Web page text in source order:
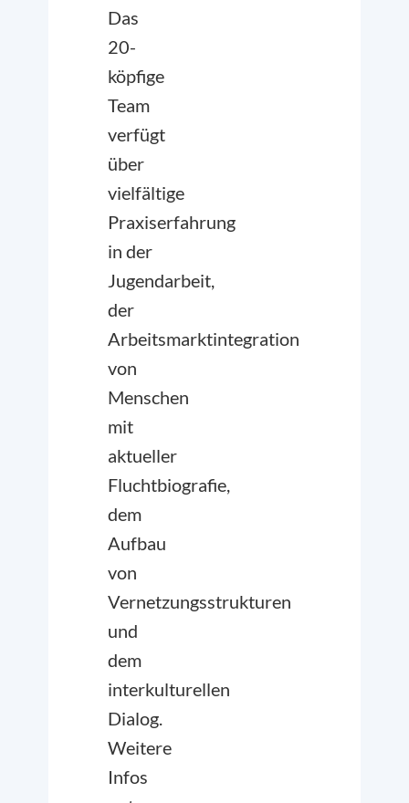
Das
20-
köpfige
Team
verfügt
über
vielfältige
Praxiserfahrung
in der
Jugendarbeit,
der
Arbeitsmarktintegration
von
Menschen
mit
aktueller
Fluchtbiografie,
dem
Aufbau
von
Vernetzungsstrukturen
und
dem
interkulturellen
Dialog.
Weitere
Infos